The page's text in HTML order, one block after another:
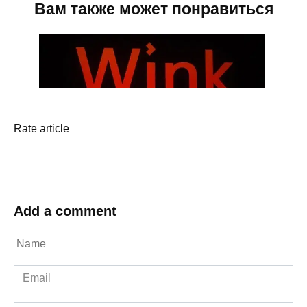
Rate article
Add a comment
Name
*
Email
*